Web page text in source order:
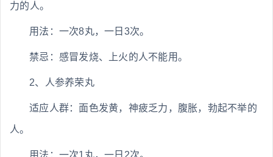
力的人。
用法：一次8丸，一日3次。
禁忌：感冒发烧、上火的人不能用。
2、人参养荣丸
适应人群：面色发黄，神疲乏力，腹胀，勃起不举的
人。